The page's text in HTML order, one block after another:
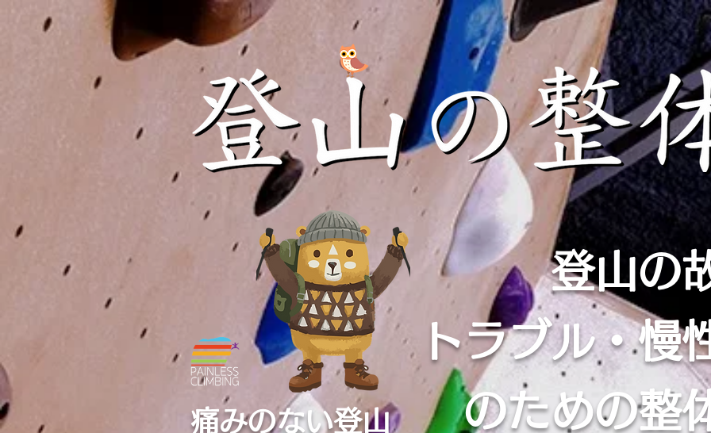
痛みのない登山
登山の
トラブル・慢
のための整